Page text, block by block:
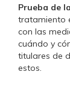
Prueba de
tratamiento
con las
cuándo y
titulares de
estos.